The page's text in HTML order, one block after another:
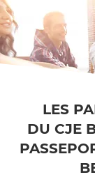
LES
DU CJE